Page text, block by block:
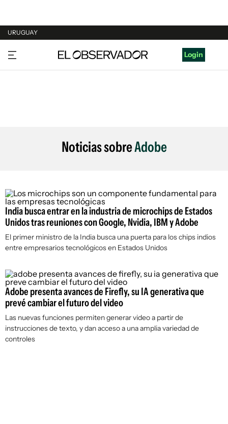
URUGUAY
URUGUAY
ARGENTINA
Login
Noticias sobreAdobe
India busca entrar en la industria de microchips de Estados
Unidos tras reuniones con Google, Nvidia, IBM y Adobe
El primer ministro de la India busca una puerta para los chips indios
entre empresarios tecnológicos en Estados Unidos
Adobe presenta avances de Firefly, su IA generativa que
prevé cambiar el futuro del video
Las nuevas funciones permiten generar video a partir de
instrucciones de texto, y dan acceso a una amplia variedad de
controles